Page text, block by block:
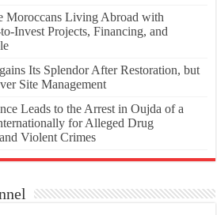
Moroccans Living Abroad with
Invest Projects, Financing, and
Its Splendor After Restoration, but
Site Management
Leads to the Arrest in Oujda of a
for Alleged Drug
Violent Crimes